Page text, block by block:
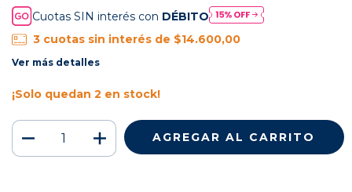
Cuotas SIN interés con DÉBITO
3 cuotas sin interés de $14.600,00
Ver más detalles
¡Solo quedan 2 en stock!